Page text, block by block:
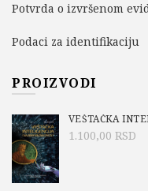
Potvrda o izvršenom
Podaci za identifikaciju
PROIZVODI
VEŠTAČKA
1.100,00 RSD